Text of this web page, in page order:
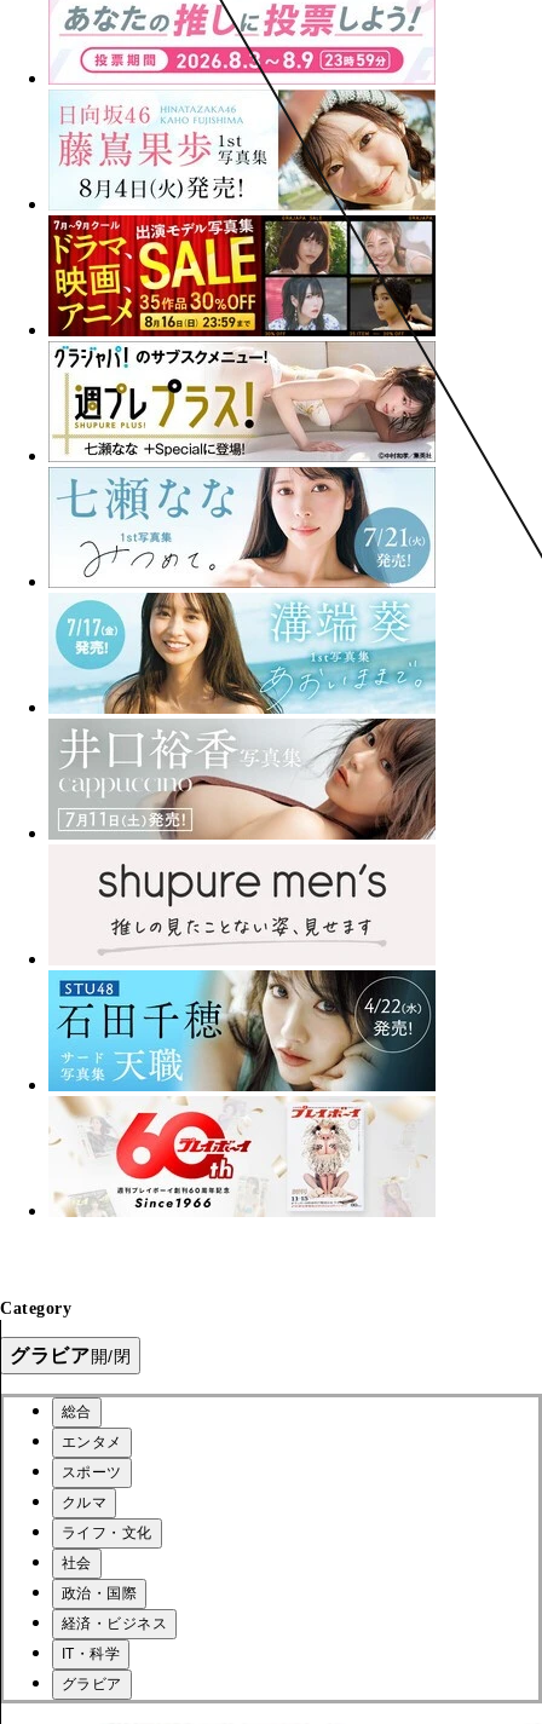
Category
グラビア開/閉
総合
エンタメ
スポーツ
クルマ
ライフ・文化
社会
政治・国際
経済・ビジネス
IT・科学
グラビア